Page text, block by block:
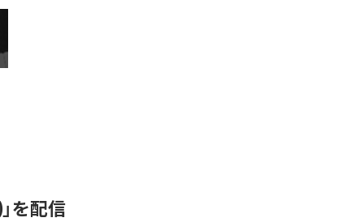
を配信